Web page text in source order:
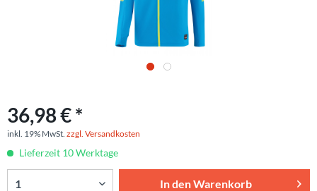
36,98 € *
inkl. 19% MwSt. zzgl. Versandkosten
Lieferzeit 10 Werktage
In denWarenkorb